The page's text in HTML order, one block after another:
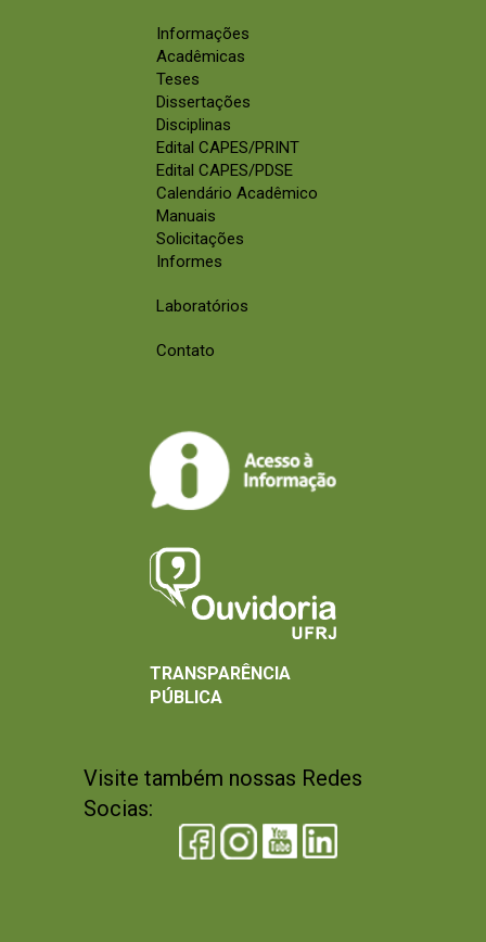
Informações
Acadêmicas
Teses
Dissertações
Disciplinas
Edital CAPES/PRINT
Edital CAPES/PDSE
Calendário Acadêmico
Manuais
Solicitações
Informes
Laboratórios
Contato
Visite também nossas Redes
Socias:
TRANSPARÊNCIA
PÚBLICA